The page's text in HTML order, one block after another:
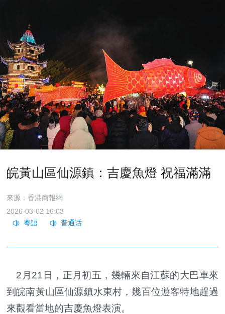
皖黃山區仙源鎮：吉慶魚燈 祝福滿滿
來源：香港商報網
2026-03-02 16:03
2月21日，正月初五，幾輛來自江蘇的大巴車來
到皖南黃山區仙源鎮水東村，幾百位遊客特地趕過
來觀看當地的吉慶魚燈表演。